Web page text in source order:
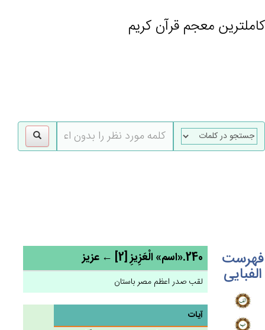
کاملترین معجم قرآن کریم
فهرست
الفبایی
240.«اسم» الْعَزِيزِ [2] ← عزیز
لقب صدر اعظم مصر باستان
آیات